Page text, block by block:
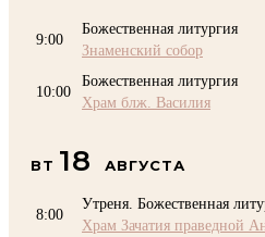
9:00
Божественная литургия
Знаменский собор
10:00
Божественная литургия
Храм блж. Василия
ВТ 18 АВГУСТА
8:00
Утреня. Божественная
Храм Зачатия праведной